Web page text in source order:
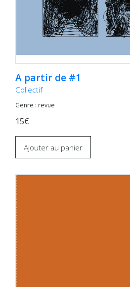
A partir de #1
Collectif
Genre : revue
15€
Ajouter au panier